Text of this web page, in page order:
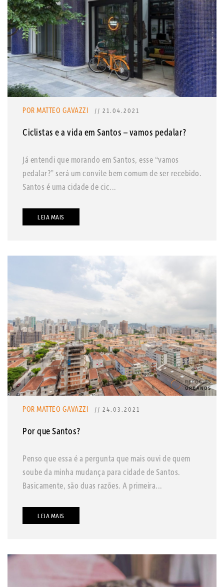
POR MATTEO GAVAZZI // 21.04.2021
Ciclistas e a vida em Santos – vamos pedalar?
Já entendi que morando em Santos, esse “vamos
pedalar?” será um convite bem comum de ser recebido.
Santos é uma cidade de cic...
LEIA MAIS
POR MATTEO GAVAZZI // 24.03.2021
Por que Santos?
Penso que essa é a pergunta que mais ouvi de quem
soube da minha mudança para cidade de Santos.
Basicamente, são duas razões. A primeira...
LEIA MAIS